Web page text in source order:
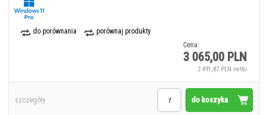
do porównania
porównaj produkty
Cena:
3 065,00 PLN
2 491,87 PLN netto
do koszyka
szczegóły